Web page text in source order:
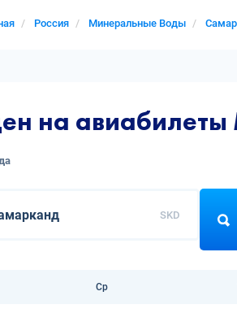
Россия Минеральные Воды
на
SKD
Ср